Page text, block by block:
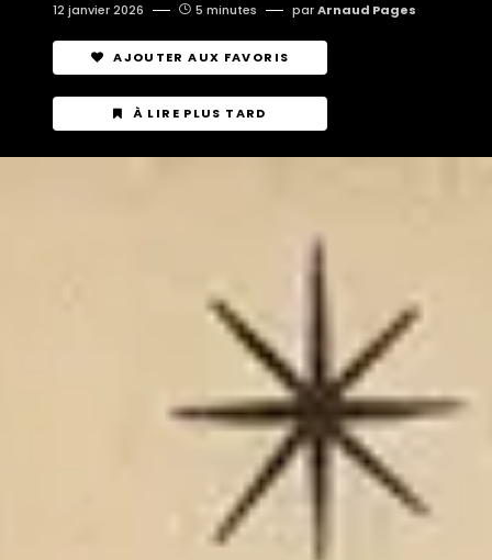
12 janvier 2026 5 minutes parArnaud Pages
AJOUTER AUX FAVORIS
À LIRE PLUS TARD